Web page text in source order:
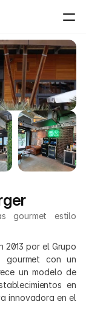
gourmet estilo
2013 por el Grupo
gourmet con un
un modelo de
en
innovadora en el